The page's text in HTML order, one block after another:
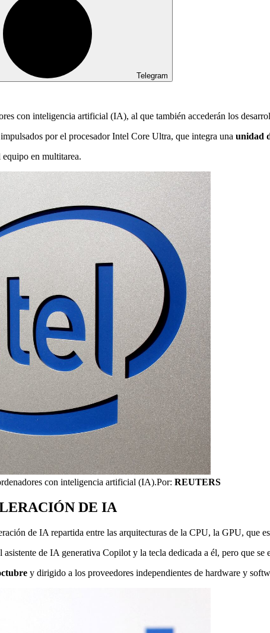
Telegram
con inteligencia artificial (IA), al que también accederán los
por el procesador Intel Core Ultra, que integra una unidad
equipo en multitarea.
con inteligencia artificial (IA).Por: REUTERS
DE IA
de IA repartida entre las arquitecturas de la CPU, la GPU, que es
de IA generativa Copilot y la tecla dedicada a él, pero que se
y dirigido a los proveedores independientes de hardware y